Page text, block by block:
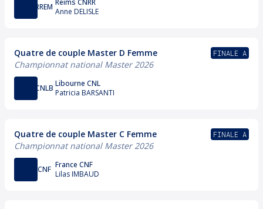
RREM Reims CNRR
Anne DELISLE
Quatre de couple Master D Femme
Championnat national Master 2026
FINALE A
CNLB Libourne CNL
Patricia BARSANTI
Quatre de couple Master C Femme
Championnat national Master 2026
FINALE A
CNF France CNF
Lilas IMBAUD